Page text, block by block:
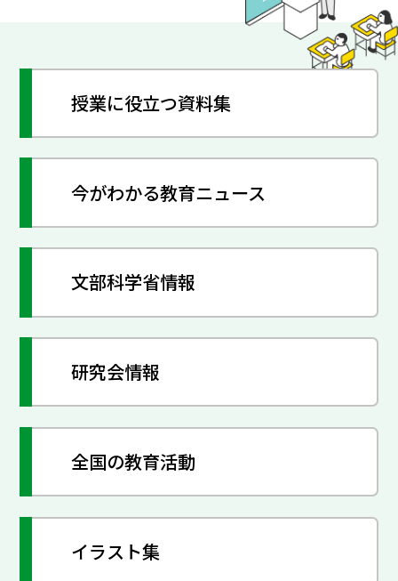
授業に役立つ資料集
今がわかる教育ニュース
文部科学省情報
研究会情報
全国の教育活動
イラスト集